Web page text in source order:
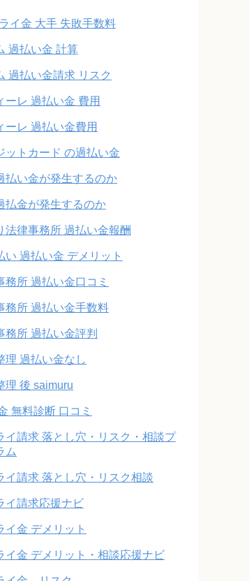
イ金 大手 失敗手数料
過払い金 計算
過払い金請求 リスク
ーレ 過払い金 費用
ーレ 過払い金費用
ットカード の過払い金
払い金が発生するのか
払金が発生するのか
法律事務所 過払い金報酬
い 過払い金 デメリット
務所 過払い金口コミ
務所 過払い金手数料
務所 過払い金評判
理 過払い金なし
理 後 saimuru
無料診断 口コミ
イ請求 落とし穴・リスク・相談プ
ム
イ請求 落とし穴・リスク相談
イ請求応援ナビ
イ金 デメリット
イ金 デメリット・相談応援ナビ